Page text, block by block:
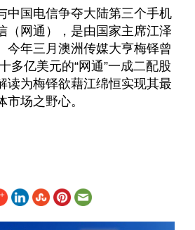
中国电信争夺大陆第三个手机
（网通），是由国家主席江泽
今年三月澳洲传媒大亨梅铎曾
多亿美元的“网通”一成二配股
读为梅铎欲藉江绵恒实现其最
市场之野心。